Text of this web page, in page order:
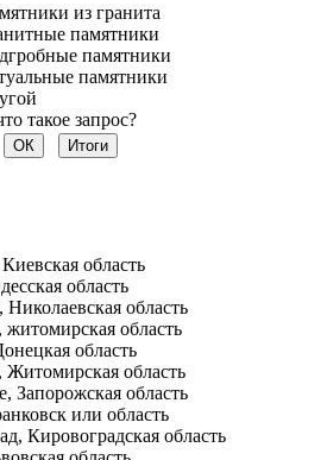
из гранита
памятники
памятники
памятники
такое запрос?
область
область
область
область
область
область
Запорожская область
или область
Кировоградская область